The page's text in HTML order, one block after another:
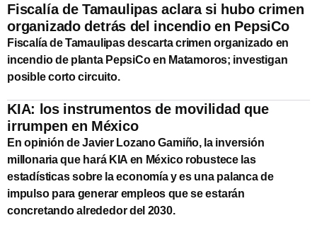
Fiscalía de Tamaulipas aclara si hubo crimen
organizado detrás del incendio en PepsiCo
Fiscalía de Tamaulipas descarta crimen organizado en
incendio de planta PepsiCo en Matamoros; investigan
posible corto circuito.
KIA: los instrumentos de movilidad que
irrumpen en México
En opinión de Javier Lozano Gamiño, la inversión
millonaria que hará KIA en México robustece las
estadísticas sobre la economía y es una palanca de
impulso para generar empleos que se estarán
concretando alrededor del 2030.